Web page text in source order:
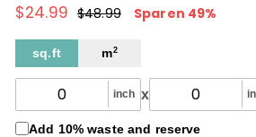
$24.99 $24.99
Normaler
Preis
$48.99$48.99
Sonderpreis
Sparen 49%
sq.ft m2
inch x
Add 10% waste and reserve